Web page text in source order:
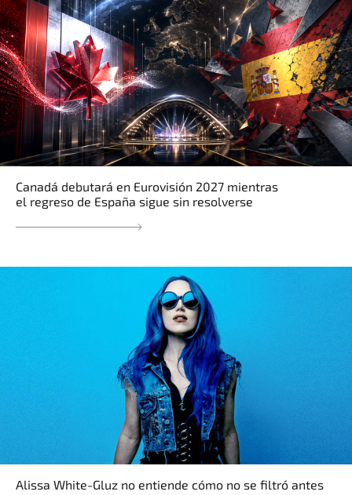
Canadá debutará en Eurovisión 2027 mientras
el regreso de España sigue sin resolverse
Alissa White-Gluz no entiende cómo no se filtró antes